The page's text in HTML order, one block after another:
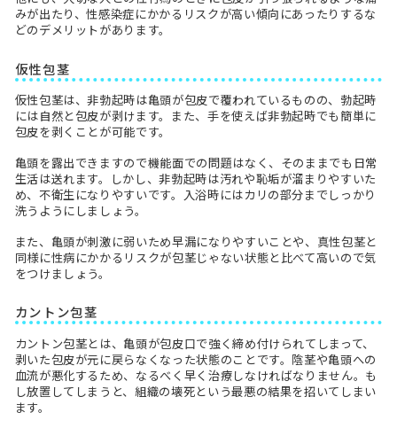
みが出たり、性感染症にかかるリスクが高い傾向にあったりするな
どのデメリットがあります。
仮性包茎
仮性包茎は、非勃起時は亀頭が包皮で覆われているものの、勃起時
には自然と包皮が剥けます。また、手を使えば非勃起時でも簡単に
包皮を剥くことが可能です。
亀頭を露出できますので機能面での問題はなく、そのままでも日常
生活は送れます。しかし、非勃起時は汚れや恥垢が溜まりやすいた
め、不衛生になりやすいです。入浴時にはカリの部分までしっかり
洗うようにしましょう。
また、亀頭が刺激に弱いため早漏になりやすいことや、真性包茎と
同様に性病にかかるリスクが包茎じゃない状態と比べて高いので気
をつけましょう。
カントン包茎
カントン包茎とは、亀頭が包皮口で強く締め付けられてしまって、
剥いた包皮が元に戻らなくなった状態のことです。陰茎や亀頭への
血流が悪化するため、なるべく早く治療しなければなりません。も
し放置してしまうと、組織の壊死という最悪の結果を招いてしまい
ます。